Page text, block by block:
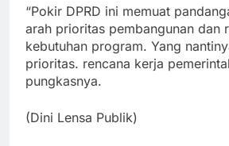
“Pokir DPRD ini memuat
arah prioritas pembangunan dan
kebutuhan program. Yang
prioritas. rencana kerja
pungkasnya.
(Dini Lensa Publik)